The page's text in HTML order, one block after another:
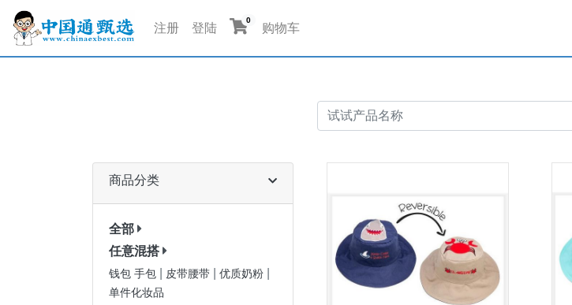
注册 登陆
0
购物车
商品分类
全部
任意混搭
钱包 手包 皮带腰带 优质奶粉
单件化妆品